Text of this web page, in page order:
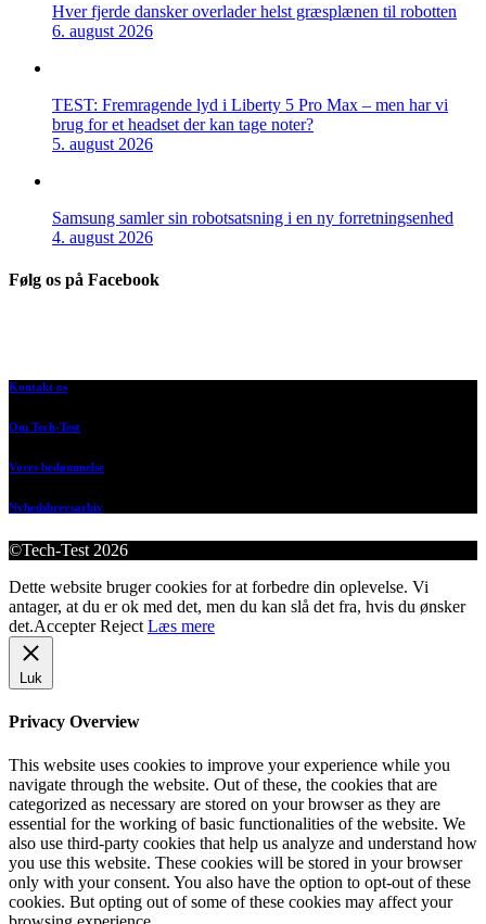
Hver fjerde dansker overlader helst græsplænen til robotten
6. august 2026
TEST: Fremragende lyd i Liberty 5 Pro Max – men har vi
brug for et headset der kan tage noter?
5. august 2026
Samsung samler sin robotsatsning i en ny forretningsenhed
4. august 2026
Følg os på Facebook
Kontakt os
Om Tech-Test
Vores bedømmelse
Nyhedsbrevsarkiv
©Tech-Test 2026
Dette website bruger cookies for at forbedre din oplevelse. Vi
antager, at du er ok med det, men du kan slå det fra, hvis du ønsker
det.Accepter Reject Læs mere
Luk
Privacy Overview
This website uses cookies to improve your experience while you
navigate through the website. Out of these, the cookies that are
categorized as necessary are stored on your browser as they are
essential for the working of basic functionalities of the website. We
also use third-party cookies that help us analyze and understand how
you use this website. These cookies will be stored in your browser
only with your consent. You also have the option to opt-out of these
cookies. But opting out of some of these cookies may affect your